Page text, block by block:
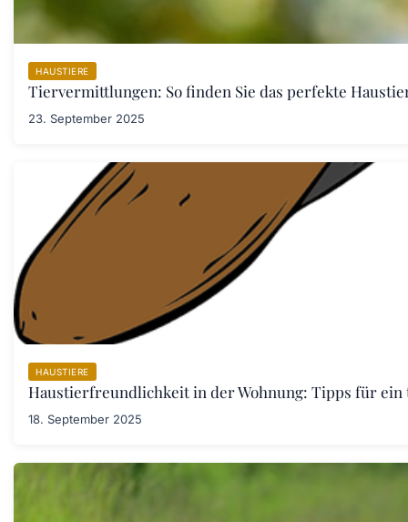
HAUSTIERE
Tiervermittlungen: So finden Sie das perfekte
23. September 2025
HAUSTIERE
Haustierfreundlichkeit in der Wohnung: Tipps für ein
18. September 2025